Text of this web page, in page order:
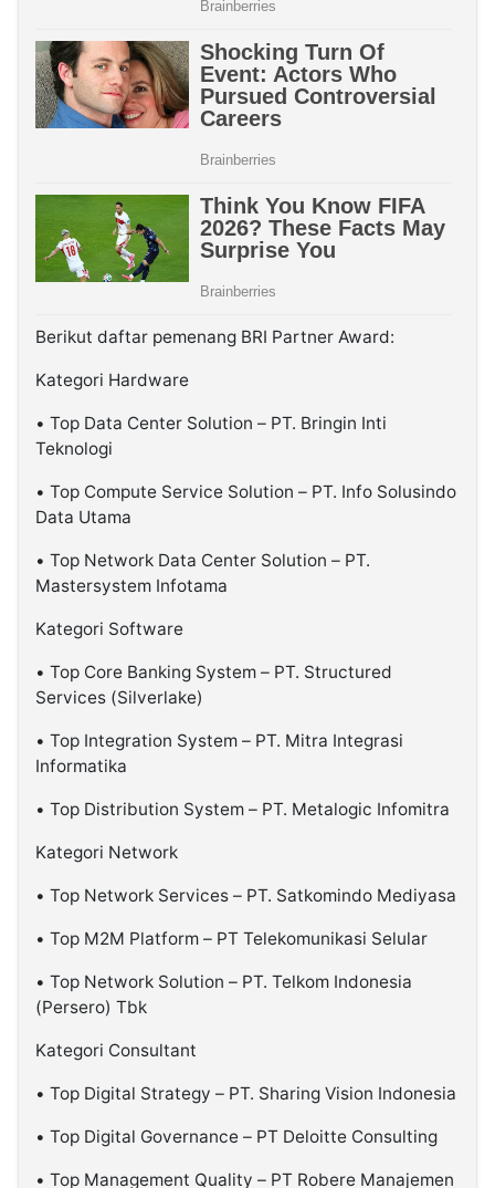
Berikut daftar pemenang BRI Partner Award:
Kategori Hardware
• Top Data Center Solution – PT. Bringin Inti
Teknologi
• Top Compute Service Solution – PT. Info Solusindo
Data Utama
• Top Network Data Center Solution – PT.
Mastersystem Infotama
Kategori Software
• Top Core Banking System – PT. Structured
Services (Silverlake)
• Top Integration System – PT. Mitra Integrasi
Informatika
• Top Distribution System – PT. Metalogic Infomitra
Kategori Network
• Top Network Services – PT. Satkomindo Mediyasa​​​​​​​
• Top M2M Platform – PT Telekomunikasi Selular
• Top Network Solution – PT. Telkom Indonesia
(Persero) Tbk​​​
Kategori Consultant
• Top Digital Strategy – PT. Sharing Vision Indonesia
• Top Digital Governance – PT Deloitte Consulting​​​​​​​
• Top Management Quality – PT Robere Manajemen